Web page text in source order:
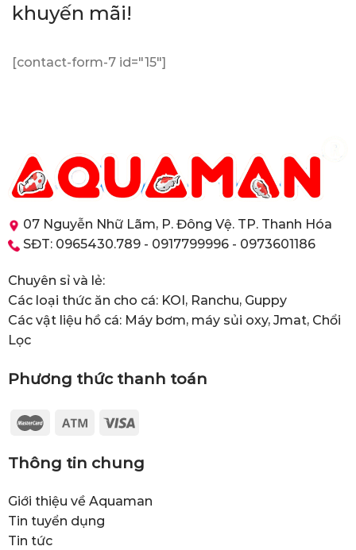
khuyến mãi!
[contact-form-7 id="15"]
07 Nguyễn Nhữ Lãm, P. Đông Vệ. TP. Thanh Hóa
SĐT: 0965430.789 - 0917799996 - 0973601186
Chuyên sỉ và lẻ:
Các loại thức ăn cho cá: KOI, Ranchu, Guppy
Các vật liệu hồ cá: Máy bơm, máy sủi oxy, Jmat, Chổi
Lọc
Phương thức thanh toán
Thông tin chung
Giới thiệu về Aquaman
Tin tuyển dụng
Tin tức